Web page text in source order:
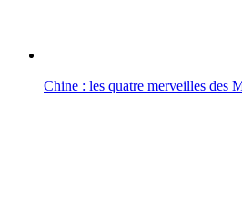
Chine : les quatre merveilles des